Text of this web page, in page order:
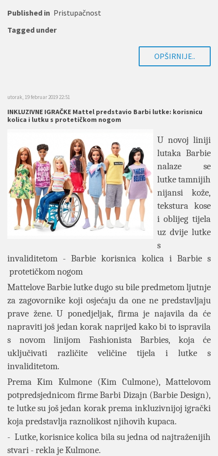
Published in Pristupačnost
Tagged under
OPŠIRNIJE..
utorak, 19 februar 2019 22:51
INKLUZIVNE IGRAČKE Mattel predstavio Barbi lutke: korisnicu
kolica i lutku s protetičkom nogom
U novoj liniji
lutaka Barbie
nalaze se
lutke tamnijih
nijansi kože,
tekstura kose
i oblijeg tijela
uz dvije lutke
s
invaliditetom - Barbie korisnica kolica i Barbie s
protetičkom nogom
Mattelove Barbie lutke dugo su bile predmetom ljutnje
za zagovornike koji osjećaju da one ne predstavljaju
prave žene. U ponedjeljak, firma je najavila da će
napraviti još jedan korak naprijed kako bi to ispravila
s novom linijom Fashionista Barbies, koja će
uključivati ​​različite veličine tijela i lutke s
invaliditetom.
Prema Kim Kulmone (Kim Culmone), Mattelovom
potpredsjednicom firme Barbi Dizajn (Barbie Design),
te lutke su još jedan korak prema inkluzivnijoj igrački
koja predstavlja raznolikost njihovih kupaca.
- Lutke, korisnice kolica bila su jedna od najtraženijih
stvari - rekla je Kulmone.